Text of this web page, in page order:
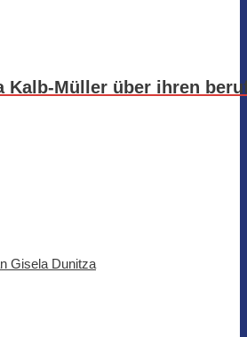
Kalb-Müller über ihren
Gisela Dunitza